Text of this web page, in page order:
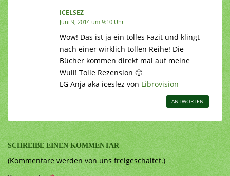
ICELSEZ
Juni 9, 2014 um 9:10 Uhr
Wow! Das ist ja ein tolles Fazit und klingt
nach einer wirklich tollen Reihe! Die
Bücher kommen direkt mal auf meine
Wuli! Tolle Rezension 🙂
LG Anja aka iceslez von Librovision
ANTWORTEN
SCHREIBE EINEN KOMMENTAR
(Kommentare werden von uns freigeschaltet.)